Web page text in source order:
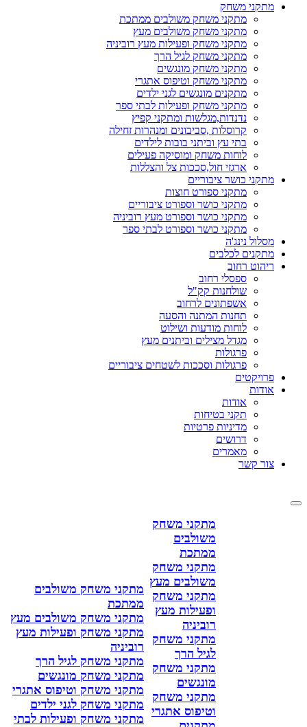
מתקני משחק
מתקני משחק משולבים ממתכת
מתקני משחק משולבים מעץ
מתקני משחק ופעילות מעץ רוביניה
מתקני משחק לגיל הרך
מתקני משחק מונגשים
מתקני משחק וטיפוס אתגרי
מתקנים מונגשים לגני ילדים
מתקני משחק ופעילות לבתי ספר
נדנדות,מגלשות ומתקני קפיץ
קרוסלות ,סביבונים ומנהרות זחילה
בתי עץ וביתני בובות לילדים
לוחות משחק ומוסיקה פעילים
ארגזי חול,סככות צל והצללות
מתקני כושר ציבוריים
מתקני ספורט חוצות
מתקני כושר וספורט ציבוריים
מתקני כושר וספורט מעץ רוביניה
מתקני כושר וספורט לבתי ספר
מסלול נינג'ה
מתקנים לכלבים
ריהוט רחוב
ספסלי רחוב
שולחנות קק"ל
אשפתונים לרחוב
תחנות המתנה והסעה
לוחות מודעות ושילוט
מגדל מצילים וביתנים מעץ
פרגולות
פרגולות וסככות לשטחים ציבוריים
פרויקטים
אודות
אודות
תקני בטיחות
מדיניות פרטיות
דרושים
מאמרים
צור קשר
מתקני משחק
משולבים
ממתכת
מתקני משחק
משולבים מעץ
מתקני משחק
ופעילות מעץ
רוביניה
מתקני משחק
לגיל הרך
מתקני משחק
מונגשים
מתקני משחק
וטיפוס אתגרי
מתקני משחק משולבים
ממתכת
מתקני משחק משולבים מעץ
מתקני משחק ופעילות מעץ
רוביניה
מתקני משחק לגיל הרך
מתקני משחק מונגשים
מתקני משחק וטיפוס אתגרי
מתקני משחק לגני ילדים
מתקני משחק ופעילות לבתי